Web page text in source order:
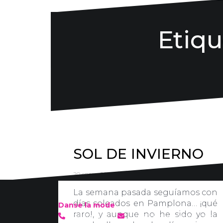
SOL DE INVIERNO
20 enero, 2016 danse la mode
La semana pasada seguíamos con
días soleados en Pamplona… ¡qué
raro!, y aunque no he sido yo la
Danse la mode
636 57 66 50 ·
info@danselamode.com